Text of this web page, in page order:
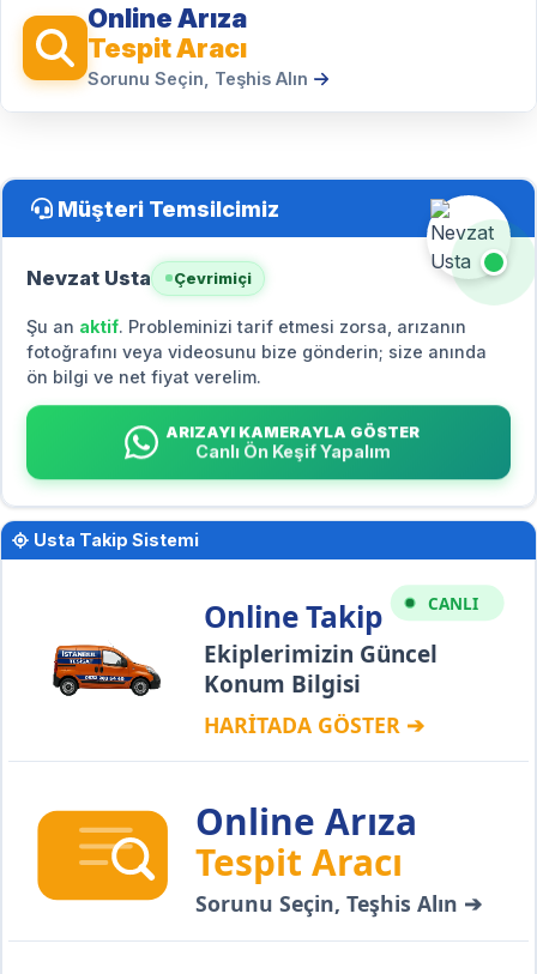
Online Arıza
Tespit Aracı
Sorunu Seçin, Teşhis Alın
Müşteri Temsilcimiz
Nevzat Usta Çevrimiçi
Şu an aktif. Probleminizi tarif etmesi zorsa, arızanın
fotoğrafını veya videosunu bize gönderin; size anında
ön bilgi ve net fiyat verelim.
ARIZAYI KAMERAYLA GÖSTER
Canlı Ön Keşif Yapalım
Usta Takip Sistemi
CANLI
Online Takip
Ekiplerimizin Güncel
Konum Bilgisi
HARİTADA GÖSTER ➔
Online Arıza
Tespit Aracı
Sorunu Seçin, Teşhis Alın ➔